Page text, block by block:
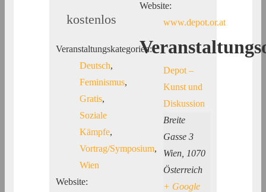
kostenlos
Veranstaltungskategorien:
Deutsch,
Feminismus,
Gratis,
Soziale
Kämpfe,
Vortrag/Symposium,
Wien
Website:
Website:
www.depot.or.at
Depot –
Kunst und
Diskussion
Breite
Gasse 3
Wien 1070
Österreich
+ Google